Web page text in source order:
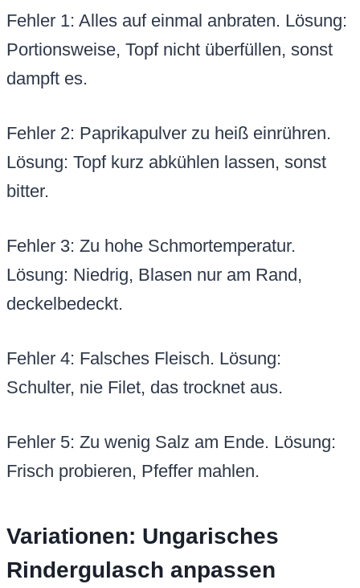
Fehler 1: Alles auf einmal anbraten. Lösung:
Portionsweise, Topf nicht überfüllen, sonst
dampft es.
Fehler 2: Paprikapulver zu heiß einrühren.
Lösung: Topf kurz abkühlen lassen, sonst
bitter.
Fehler 3: Zu hohe Schmortemperatur.
Lösung: Niedrig, Blasen nur am Rand,
deckelbedeckt.
Fehler 4: Falsches Fleisch. Lösung:
Schulter, nie Filet, das trocknet aus.
Fehler 5: Zu wenig Salz am Ende. Lösung:
Frisch probieren, Pfeffer mahlen.
Variationen: Ungarisches
Rindergulasch anpassen